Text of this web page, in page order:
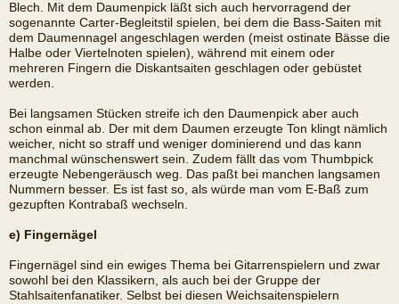
Blech. Mit dem Daumenpick läßt sich auch hervorragend der
sogenannte Carter-Begleitstil spielen, bei dem die Bass-Saiten mit
dem Daumennagel angeschlagen werden (meist ostinate Bässe die
Halbe oder Viertelnoten spielen), während mit einem oder
mehreren Fingern die Diskantsaiten geschlagen oder gebüstet
werden.
Bei langsamen Stücken streife ich den Daumenpick aber auch
schon einmal ab. Der mit dem Daumen erzeugte Ton klingt nämlich
weicher, nicht so straff und weniger dominierend und das kann
manchmal wünschenswert sein. Zudem fällt das vom Thumbpick
erzeugte Nebengeräusch weg. Das paßt bei manchen langsamen
Nummern besser. Es ist fast so, als würde man vom E-Baß zum
gezupften Kontrabaß wechseln.
e) Fingernägel
Fingernägel sind ein ewiges Thema bei Gitarrenspielern und zwar
sowohl bei den Klassikern, als auch bei der Gruppe der
Stahlsaitenfanatiker. Selbst bei diesen Weichsaitenspielern